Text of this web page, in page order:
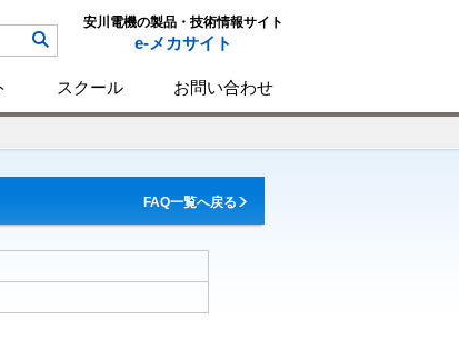
安川電機の製品・技術情報サイト
e-メカサイト
スクール お問い合わせ
FAQ一覧へ戻る